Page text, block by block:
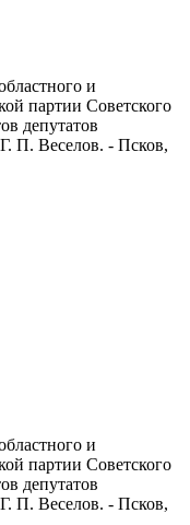
и
партии Советского
депутатов
П. Веселов. - Псков,
и
партии Советского
депутатов
П. Веселов. - Псков,